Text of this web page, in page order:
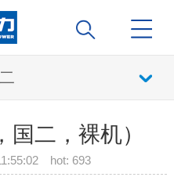
二，裸机）
hot: 693